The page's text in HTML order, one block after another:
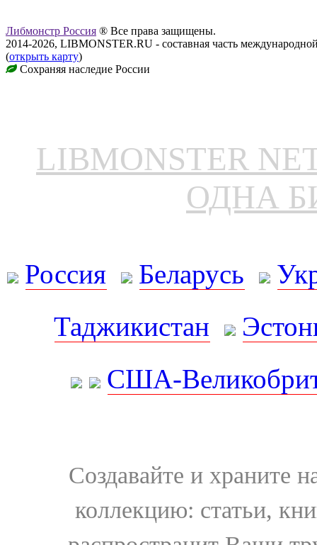
Либмонстр Россия ® Все права защищены.
2014-2026, LIBMONSTER.RU - составная часть
(открыть карту)
Сохраняя наследие России
LIBMONSTER
ОДНА
Россия Беларусь
Таджикистан
США-
Создавайте и храните
коллекцию: статьи,